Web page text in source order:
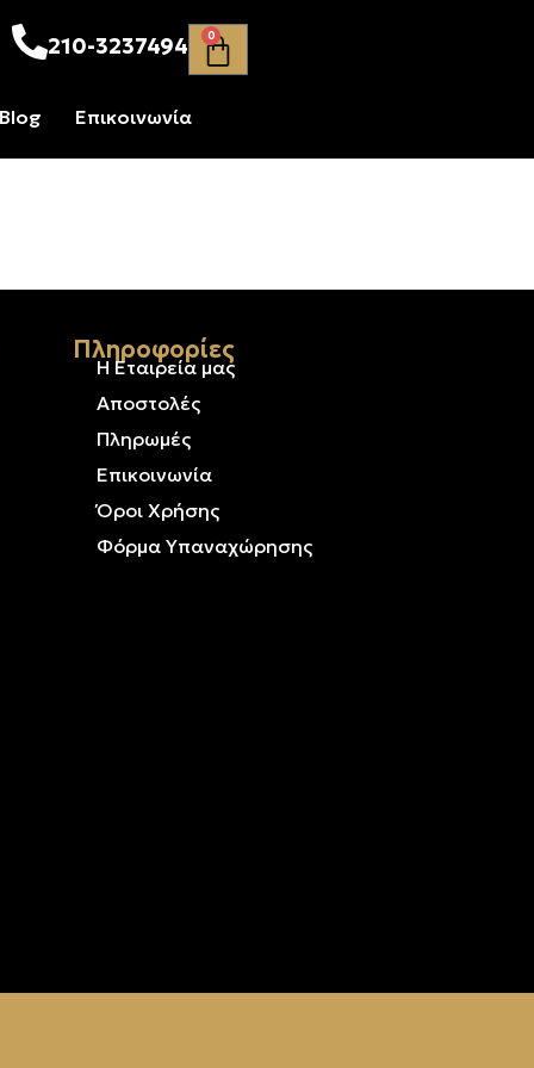
210-3237494 0
Blog Επικοινωνία
Πληροφορίες
Η Εταιρεία μας
Αποστολές
Πληρωμές
Επικοινωνία
Όροι Χρήσης
Φόρμα Υπαναχώρησης